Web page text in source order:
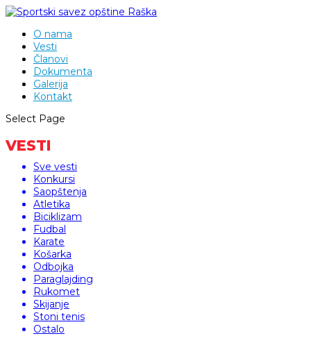
O nama
Vesti
Članovi
Dokumenta
Galerija
Kontakt
Select Page
VESTI
Sve vesti
Konkursi
Saopštenja
Atletika
Biciklizam
Fudbal
Karate
Košarka
Odbojka
Paraglajding
Rukomet
Skijanje
Stoni tenis
Ostalo